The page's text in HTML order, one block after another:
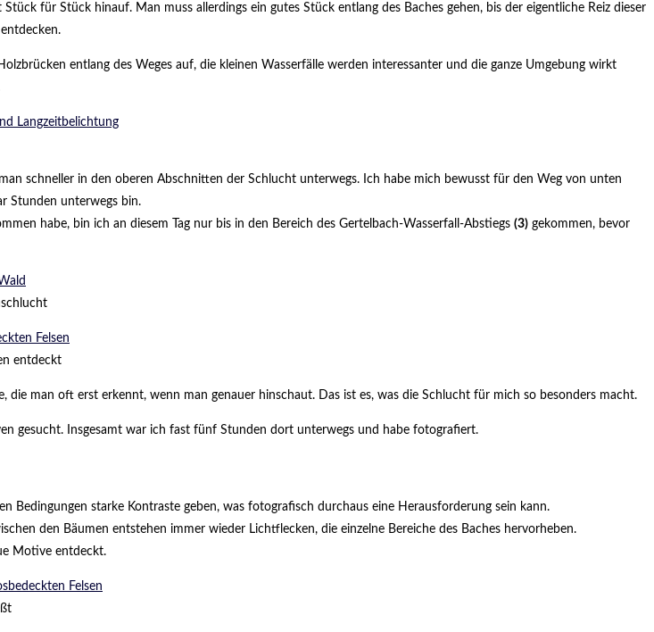
für Stück hinauf. Man muss allerdings ein gutes Stück entlang des Baches gehen, bis der eigentliche Reiz dieser
entlang des Weges auf, die kleinen Wasserfälle werden interessanter und die ganze Umgebung wirkt
schneller in den oberen Abschnitten der Schlucht unterwegs. Ich habe mich bewusst für den Weg von unten
Stunden unterwegs bin.
habe, bin ich an diesem Tag nur bis in den Bereich des Gertelbach-Wasserfall-Abstiegs (3) gekommen, bevor
entdeckt
die man oft erst erkennt, wenn man genauer hinschaut. Das ist es, was die Schlucht für mich so besonders macht.
gesucht. Insgesamt war ich fast fünf Stunden dort unterwegs und habe fotografiert.
starke Kontraste geben, was fotografisch durchaus eine Herausforderung sein kann.
den Bäumen entstehen immer wieder Lichtflecken, die einzelne Bereiche des Baches hervorheben.
Motive entdeckt.